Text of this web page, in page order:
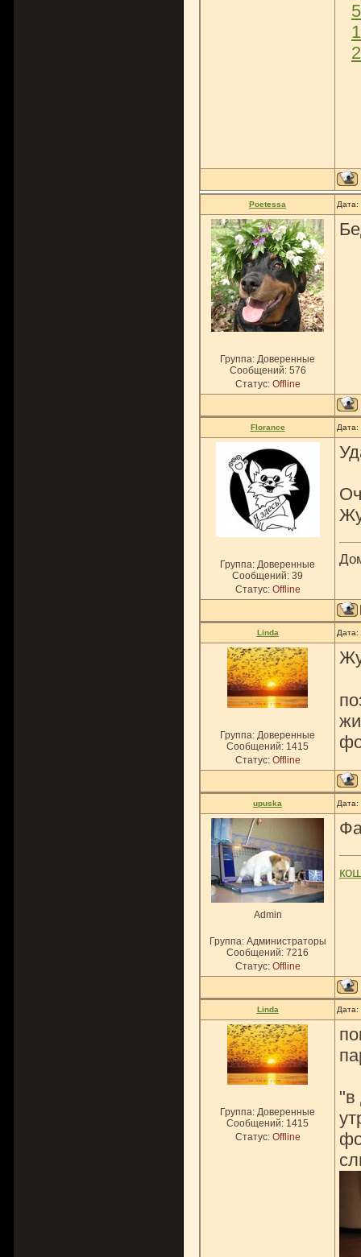
Poetessa Дата:
Группа: Доверенные
Сообщений: 576
Статус: Offline
Florance Дата:
Группа: Доверенные
Сообщений: 39
Статус: Offline
Linda Дата:
Группа: Доверенные
Сообщений: 1415
Статус: Offline
upuska Дата:
Admin
Группа: Администраторы
Сообщений: 7216
Статус: Offline
Linda Дата:
Группа: Доверенные
Сообщений: 1415
Статус: Offline
"в